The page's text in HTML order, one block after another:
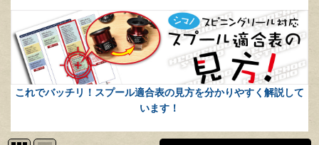
これでバッチリ！スプール適合表の見方を分かりやすく解説して
います！